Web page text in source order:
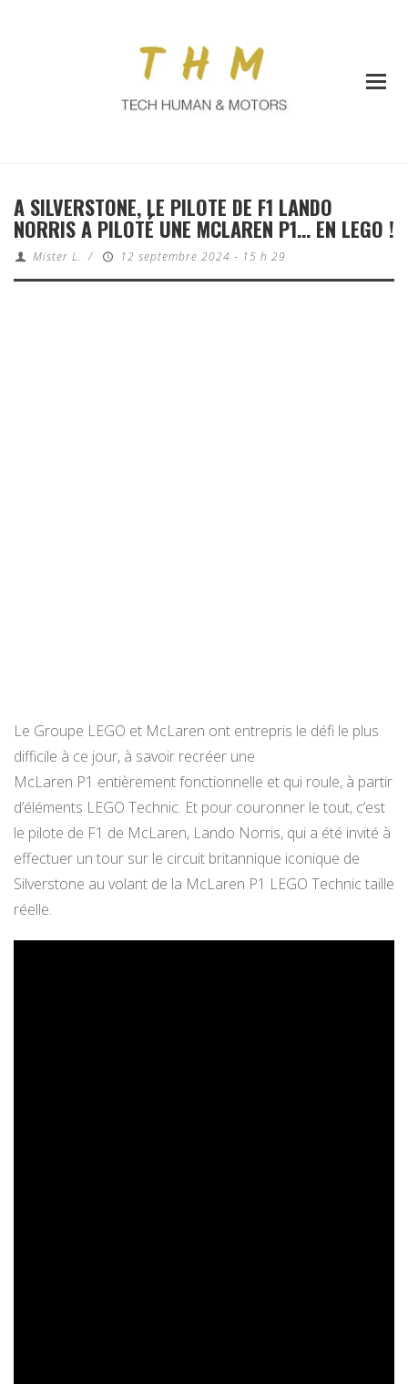
A SILVERSTONE, LE PILOTE DE F1 LANDO
NORRIS A PILOTÉ UNE MCLAREN P1… EN LEGO !
Mister L. / 12 septembre 2024 - 15 h 29
Le Groupe LEGO et McLaren ont entrepris le défi le plus
difficile à ce jour, à savoir recréer une
McLaren P1 entièrement fonctionnelle et qui roule, à partir
d’éléments LEGO Technic. Et pour couronner le tout, c’est
le pilote de F1 de McLaren, Lando Norris, qui a été invité à
effectuer un tour sur le circuit britannique iconique de
Silverstone au volant de la McLaren P1 LEGO Technic taille
réelle.